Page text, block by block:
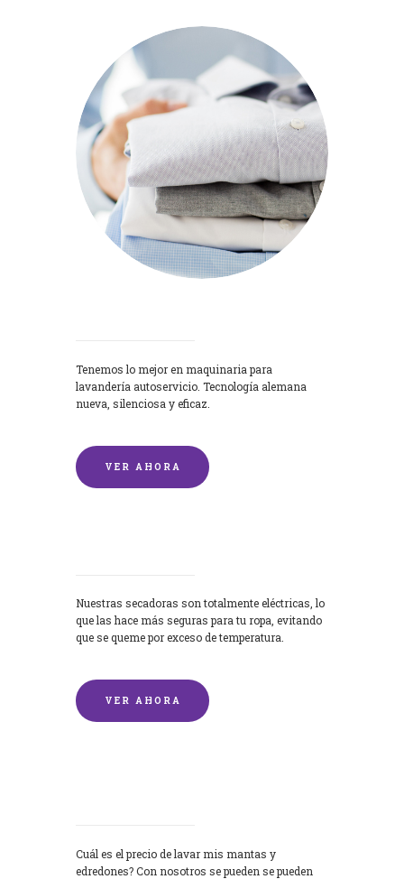
Tenemos lo mejor en maquinaria para
lavandería autoservicio. Tecnología alemana
nueva, silenciosa y eficaz.
VER AHORA
Nuestras secadoras son totalmente eléctricas, lo
que las hace más seguras para tu ropa, evitando
que se queme por exceso de temperatura.
VER AHORA
Cuál es el precio de lavar mis mantas y
edredones? Con nosotros se pueden se pueden